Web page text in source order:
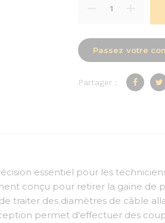
Passez votre
Partager :
essentiel pour les
conçu pour retirer la gaine de
traiter des diamètres de câble
permet d’effectuer des